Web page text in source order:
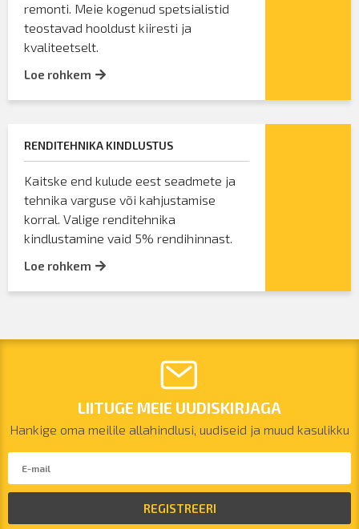
remonti. Meie kogenud spetsialistid
teostavad hooldust kiiresti ja
kvaliteetselt.
Loe rohkem
RENDITEHNIKA KINDLUSTUS
Kaitske end kulude eest seadmete ja
tehnika varguse või kahjustamise
korral. Valige renditehnika
kindlustamine vaid 5% rendihinnast.
Loe rohkem
LIITUGE MEIE UUDISKIRJAGA
Hankige oma meilile allahindlusi, uudiseid ja muud kasulikku
REGISTREERI